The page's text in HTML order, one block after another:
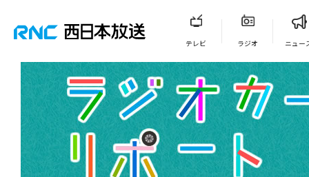
テレビ ラジオ ニュー